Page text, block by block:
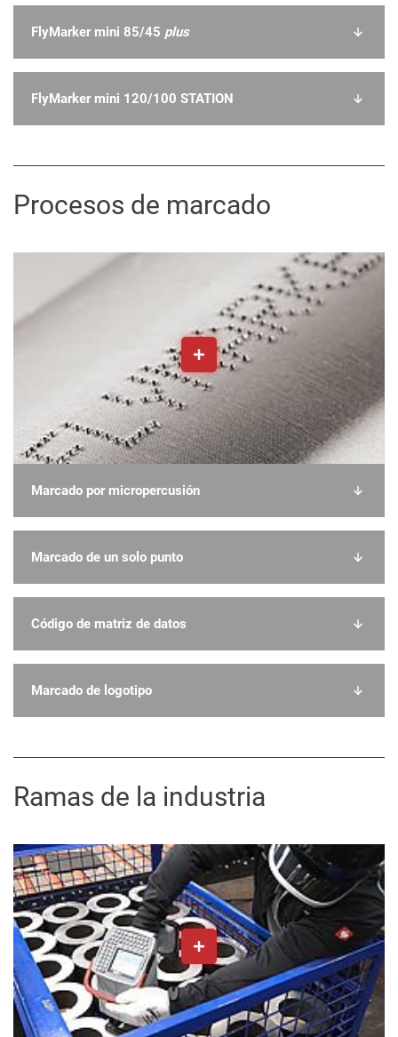
FlyMarker mini 85/45 plus
FlyMarker mini 120/100 STATION
Procesos de marcado
Marcado por micropercusión
Marcado de un solo punto
Código de matriz de datos
Marcado de logotipo
Ramas de la industria